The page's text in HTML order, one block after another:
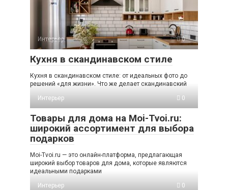
Интерьер 0
Кухня в скандинавском стиле
Кухня в скандинавском стиле: от идеальных фото до
решений «для жизни». Что же делает скандинавский
Интерьер
0
Товары для дома на Moi-Tvoi.ru:
широкий ассортимент для выбора
подарков
Moi-Tvoi.ru — это онлайн-платформа, предлагающая
широкий выбор товаров для дома, которые являются
идеальными подарками
Интерьер
0